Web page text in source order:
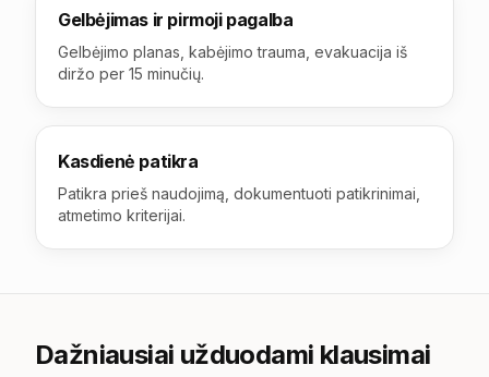
Gelbėjimas ir pirmoji pagalba
Gelbėjimo planas, kabėjimo trauma, evakuacija iš
diržo per 15 minučių.
Kasdienė patikra
Patikra prieš naudojimą, dokumentuoti patikrinimai,
atmetimo kriterijai.
Dažniausiai užduodami klausimai